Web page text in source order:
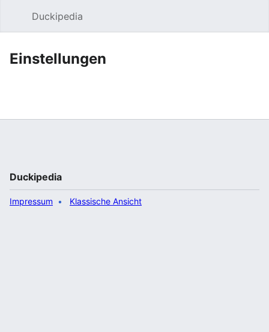
Duckipedia
Einstellungen
Duckipedia
Impressum Klassische Ansicht